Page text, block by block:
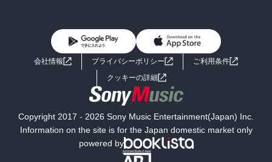
ライトノベル 男子向けラノベ
小説
海外小説
ミステリー SF
文学
よくあるご質問 お問い合わせ
会社情報 プライバシーポリシー
ご利用条件
クッキーの詳細
Copyright 2017 - 2026 Sony Music Entertainment(Japan) Inc.
Information on the site is for the Japan domestic market only
powered by